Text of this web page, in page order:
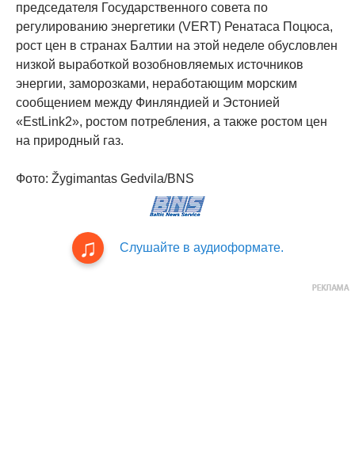
председателя Государственного совета по
регулированию энергетики (VERT) Ренатаса Поцюса,
рост цен в странах Балтии на этой неделе обусловлен
низкой выработкой возобновляемых источников
энергии, заморозками, неработающим морским
сообщением между Финляндией и Эстонией
«EstLink2», ростом потребления, а также ростом цен
на природный газ.
Фото: Žygimantas Gedvila/BNS
Слушайте в аудиоформате.